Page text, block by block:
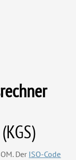
(KGS)
Der ISO-Code